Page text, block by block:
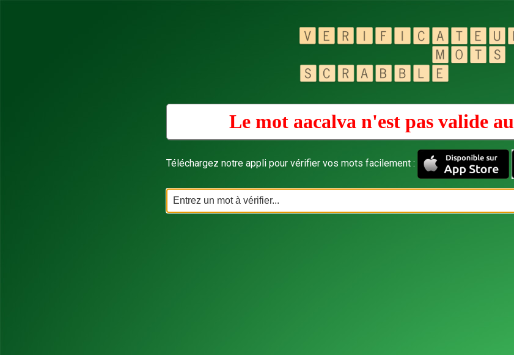
Le mot aacalva n'est pas valide au
Téléchargez notre appli pour vérifier vos mots facilement :